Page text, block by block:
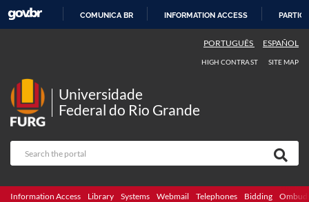
COMUNICA BR INFORMATION ACCESS
PORTUGUÊS ESPAÑOL
HIGH CONTRAST SITE MAP
Universidade
Federal do Rio Grande
Information Access Library Systems Webmail Telephones Bidding